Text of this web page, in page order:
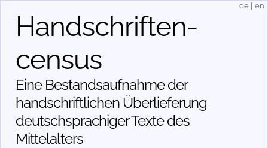
Handschriften­
census
Eine Bestandsaufnahme der
handschriftlichen Über­lieferung
deutschsprachiger Texte des
Mittelalters
de en